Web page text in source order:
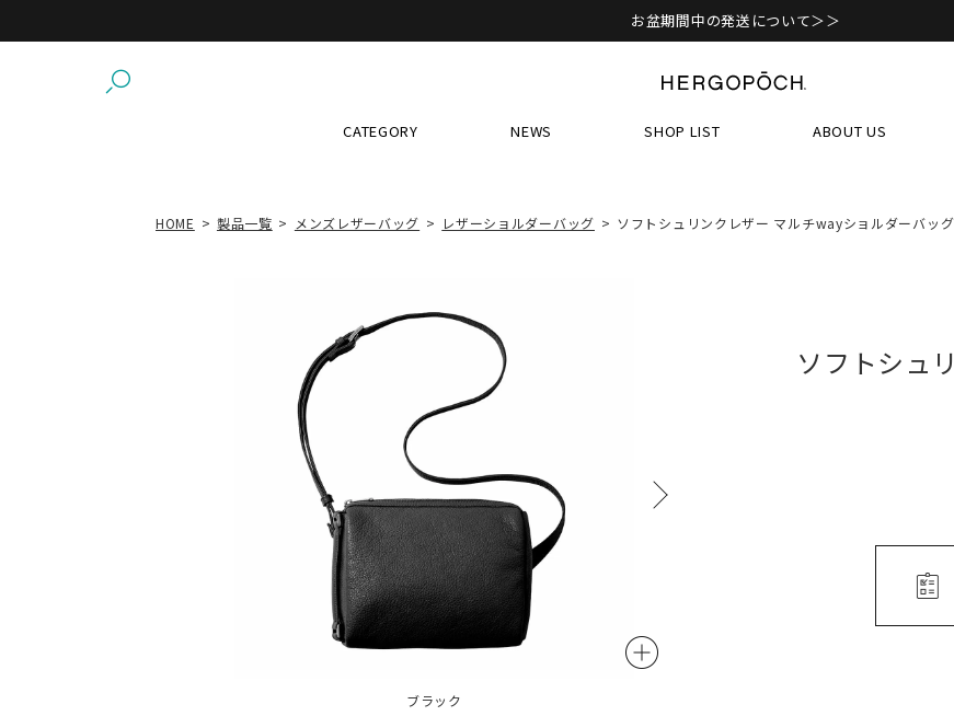
お盆期間中の発送について＞＞
CATEGORY NEWS SHOP LIST ABOUT US
HOME 製品一覧 メンズレザーバッグ レザーショルダーバッグ ソフトシュリンクレザー マルチwayショルダーバッグ
ブラック
ソフトシュ